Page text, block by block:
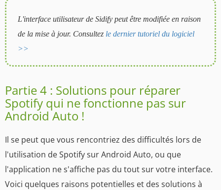
L'interface utilisateur de Sidify peut être modifiée en raison
de la mise à jour. Consultez le dernier tutoriel du logiciel
>>
Partie 4 : Solutions pour réparer
Spotify qui ne fonctionne pas sur
Android Auto !
Il se peut que vous rencontriez des difficultés lors de
l'utilisation de Spotify sur Android Auto, ou que
l'application ne s'affiche pas du tout sur votre interface.
Voici quelques raisons potentielles et des solutions à